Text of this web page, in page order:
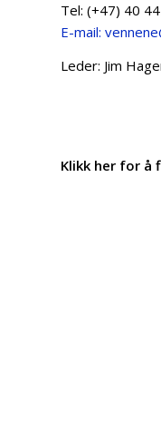
Tel: (+47) 40
E-mail:
Leder: Jim
Klikk her for å